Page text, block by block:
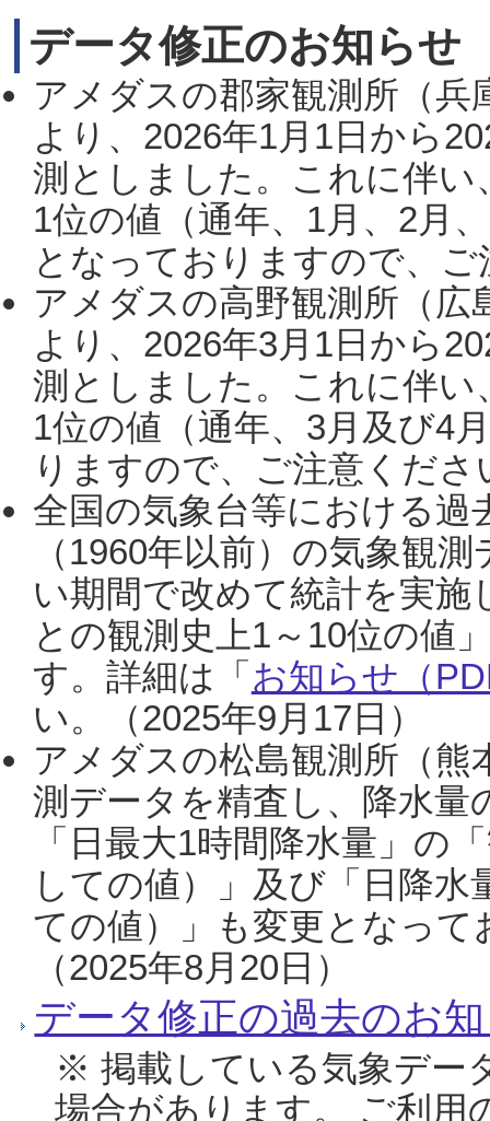
データ修正のお知らせ
アメダスの郡家観測所（
より、2026年1月1日から
測としました。これに伴い
1位の値（通年、1月、2月
となっておりますので、
アメダスの高野観測所（
より、2026年3月1日から
測としました。これに伴い
1位の値（通年、3月及び4
りますので、ご注意くだ
全国の気象台等における過
（1960年以前）の気象観
い期間で改めて統計を実
との観測史上1～10位の値
す。詳細は「 お知らせ（
い。（2025年9月17日）
アメダスの松島観測所（熊
測データを精査し、降水
「日最大1時間降水量」の
しての値）」及び「日降
ての値）」も変更となっ
（2025年8月20日）
データ修正の過去のお
※ 掲載している気象デー
場合があります。 ご利用